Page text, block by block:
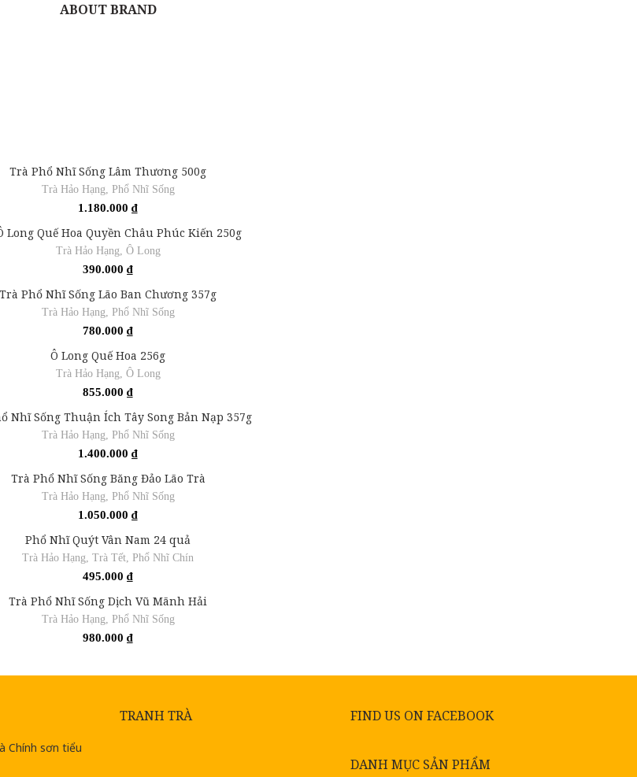
ABOUT BRAND
Trà Phổ Nhĩ Sống Lâm Thương 500g
Trà Hảo Hạng, Phổ Nhĩ Sống
1.180.000 ₫
Long Quế Hoa Quyền Châu Phúc Kiến 250g
Trà Hảo Hạng, Ô Long
390.000 ₫
Trà Phổ Nhĩ Sống Lão Ban Chương 357g
Trà Hảo Hạng, Phổ Nhĩ Sống
780.000 ₫
Ô Long Quế Hoa 256g
Trà Hảo Hạng, Ô Long
855.000 ₫
Nhĩ Sống Thuận Ích Tây Song Bản Nạp 357g
Trà Hảo Hạng, Phổ Nhĩ Sống
1.400.000 ₫
Trà Phổ Nhĩ Sống Băng Đảo Lão Trà
Trà Hảo Hạng, Phổ Nhĩ Sống
1.050.000 ₫
Phổ Nhĩ Quýt Vân Nam 24 quả
Trà Hảo Hạng, Trà Tết, Phổ Nhĩ Chín
495.000 ₫
Trà Phổ Nhĩ Sống Dịch Vũ Mãnh Hải
Trà Hảo Hạng, Phổ Nhĩ Sống
980.000 ₫
Chính sơn tiểu
TRANH TRÀ FIND US ON FACEBOOK
DANH MỤC SẢN PHẨM